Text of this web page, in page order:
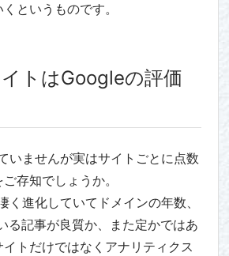
というものです。
トはGoogleの評価
いませんが実はサイトごとに点数
存知でしょうか。
く進化していてドメインの年数、
る記事が良質か、また定かではあ
イトだけではなくアナリティクス